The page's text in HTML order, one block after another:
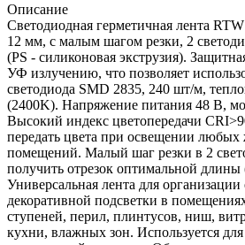
Описание
Светодиодная герметичная лента
12 мм, с малым шагом резки, 2
(PS - силиконовая экструзия).
УФ излучению, что позволяет
светодиода SMD 2835, 240 шт/м,
(2400K). Напряжение питания 48 В,
Высокий индекс цветопередачи
передать цвета при освещении
помещений. Малый шаг резки в 2
получить отрезок оптимальной
Универсальная лента для
декоративной подсветки в
ступеней, перил, плинтусов, ниш,
кухни, влажных зон. Используется